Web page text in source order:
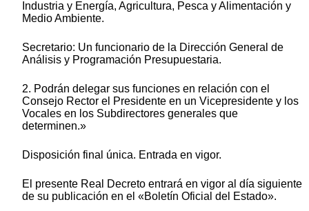
Industria y Energía, Agricultura, Pesca y Alimentación y
Medio Ambiente.
Secretario: Un funcionario de la Dirección General de
Análisis y Programación Presupuestaria.
2. Podrán delegar sus funciones en relación con el
Consejo Rector el Presidente en un Vicepresidente y los
Vocales en los Subdirectores generales que
determinen.»
Disposición final única. Entrada en vigor.
El presente Real Decreto entrará en vigor al día siguiente
de su publicación en el «Boletín Oficial del Estado».